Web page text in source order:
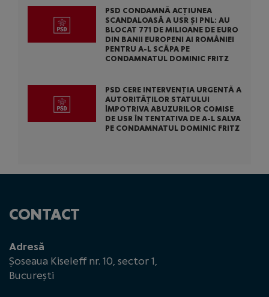
PSD CONDAMNĂ ACȚIUNEA
SCANDALOASĂ A USR ȘI PNL: AU
BLOCAT 771 DE MILIOANE DE EURO
DIN BANII EUROPENI AI ROMÂNIEI
PENTRU A-L SCĂPA PE
CONDAMNATUL DOMINIC FRITZ
PSD CERE INTERVENȚIA URGENTĂ A
AUTORITĂȚILOR STATULUI
ÎMPOTRIVA ABUZURILOR COMISE
DE USR ÎN TENTATIVA DE A-L SALVA
PE CONDAMNATUL DOMINIC FRITZ
CONTACT
Adresă
Șoseaua Kiseleff nr. 10, sector 1,
București